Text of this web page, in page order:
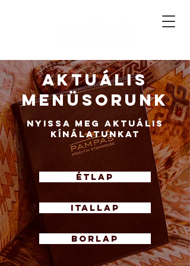
Aktuális
menüsorunk
Nyissa meg aktuális
kínálatunkat
Étlap
ITALLAP
BORLAP